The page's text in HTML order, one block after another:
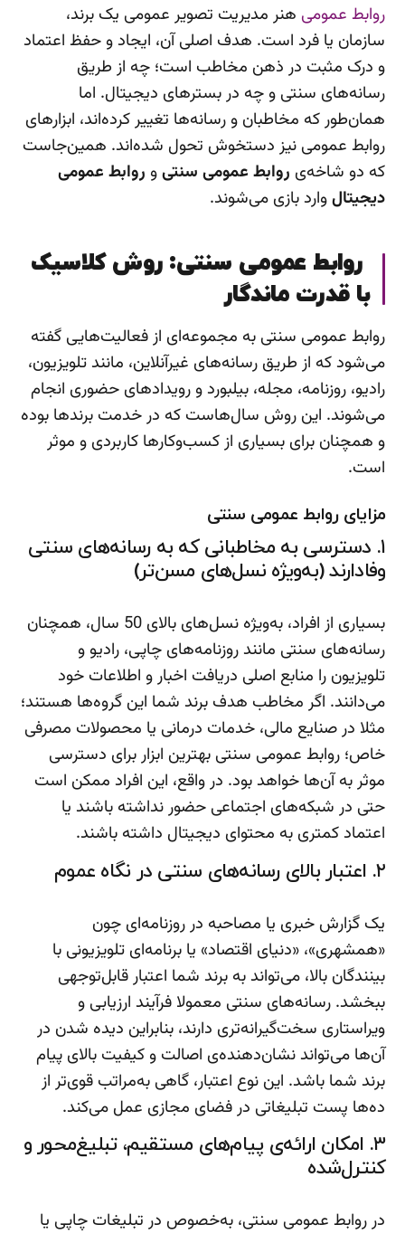
روابط عمومی هنر مدیریت تصویر عمومی یک برند،
سازمان یا فرد است. هدف اصلی آن، ایجاد و حفظ اعتماد
و درک مثبت در ذهن مخاطب است؛ چه از طریق
رسانه‌های سنتی و چه در بسترهای دیجیتال. اما
همان‌طور که مخاطبان و رسانه‌ها تغییر کرده‌اند، ابزارهای
روابط عمومی نیز دستخوش تحول شده‌اند. همین‌جاست
که دو شاخه‌ی روابط عمومی سنتیو روابط عمومی
دیجیتالوارد بازی می‌شوند.
روابط عمومی سنتی: روش کلاسیک
با قدرت ماندگار
روابط عمومی سنتی به مجموعه‌ای از فعالیت‌هایی گفته
می‌شود که از طریق رسانه‌های غیرآنلاین، مانند تلویزیون،
رادیو، روزنامه، مجله، بیلبورد و رویدادهای حضوری انجام
می‌شوند. این روش سال‌هاست که در خدمت برندها بوده
و همچنان برای بسیاری از کسب‌وکارها کاربردی و موثر
است.
مزایای روابط عمومی سنتی
۱. دسترسی به مخاطبانی که به رسانه‌های سنتی
وفادارند (به‌ویژه نسل‌های مسن‌تر)
بسیاری از افراد، به‌ویژه نسل‌های بالای 50 سال، همچنان
رسانه‌های سنتی مانند روزنامه‌های چاپی، رادیو و
تلویزیون را منابع اصلی دریافت اخبار و اطلاعات خود
می‌دانند. اگر مخاطب هدف برند شما این گروه‌ها هستند؛
مثلا در صنایع مالی، خدمات درمانی یا محصولات مصرفی
خاص؛ روابط عمومی سنتی بهترین ابزار برای دسترسی
موثر به آن‌ها خواهد بود. در واقع، این افراد ممکن است
حتی در شبکه‌های اجتماعی حضور نداشته باشند یا
اعتماد کمتری به محتوای دیجیتال داشته باشند.
۲. اعتبار بالای رسانه‌های سنتی در نگاه عموم
یک گزارش خبری یا مصاحبه در روزنامه‌ای چون
«همشهری»، «دنیای اقتصاد» یا برنامه‌ای تلویزیونی با
بینندگان بالا، می‌تواند به برند شما اعتبار قابل‌توجهی
ببخشد. رسانه‌های سنتی معمولا فرآیند ارزیابی و
ویراستاری سخت‌گیرانه‌تری دارند، بنابراین دیده شدن در
آن‌ها می‌تواند نشان‌دهنده‌ی اصالت و کیفیت بالای پیام
برند شما باشد. این نوع اعتبار، گاهی به‌مراتب قوی‌تر از
ده‌ها پست تبلیغاتی در فضای مجازی عمل می‌کند.
۳. امکان ارائه‌ی پیام‌های مستقیم، تبلیغ‌محور و
کنترل‌شده
در روابط عمومی سنتی، به‌خصوص در تبلیغات چاپی یا